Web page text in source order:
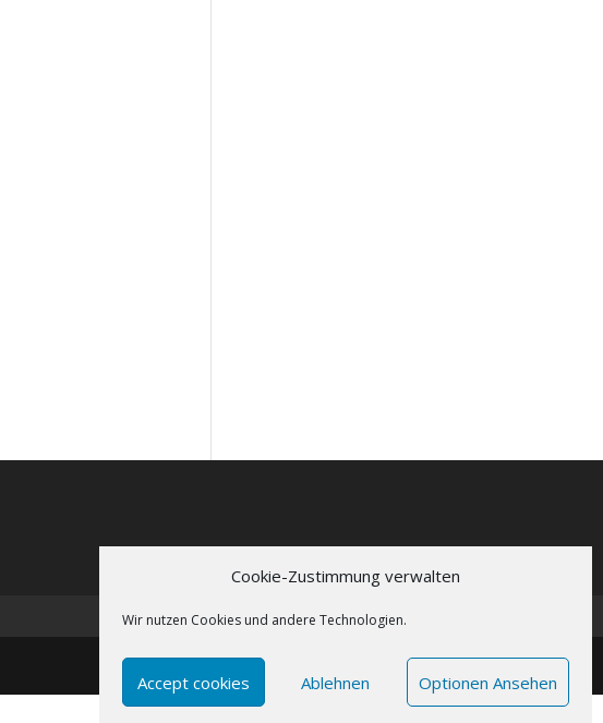
Cookie-Zustimmung verwalten
Wir nutzen Cookies und andere Technologien.
Accept cookies Ablehnen Optionen Ansehen